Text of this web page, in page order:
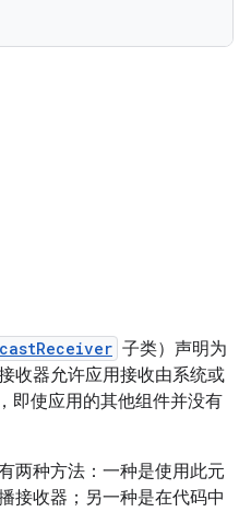
子类）声明为
收器允许应用接收由系统或
即使应用的其他组件并没有
两种方法：一种是使用此元
接收器；另一种是在代码中